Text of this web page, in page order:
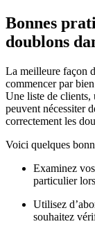
Bonnes
doublons
La meilleure façon
commencer par
Une liste de clients,
peuvent nécessiter
correctement les
Voici quelques
Examinez
particulier
Utilisez
souhaitez